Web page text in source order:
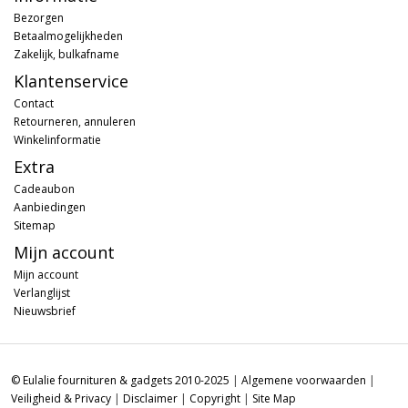
Bezorgen
Betaalmogelijkheden
Zakelijk, bulkafname
Klantenservice
Contact
Retourneren, annuleren
Winkelinformatie
Extra
Cadeaubon
Aanbiedingen
Sitemap
Mijn account
Mijn account
Verlanglijst
Nieuwsbrief
© Eulalie fournituren & gadgets 2010-2025 | Algemene voorwaarden |
Veiligheid & Privacy | Disclaimer | Copyright | Site Map